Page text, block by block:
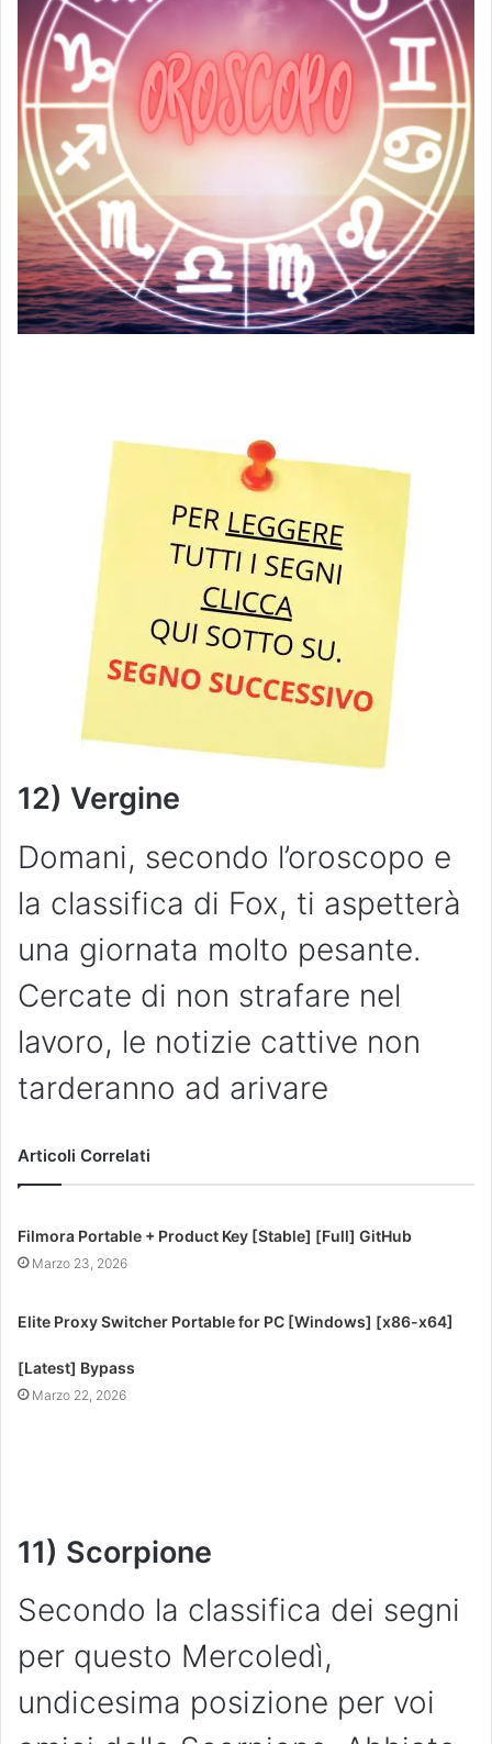
12) Vergine
Domani, secondo l’oroscopo e
la classifica di Fox, ti aspetterà
una giornata molto pesante.
Cercate di non strafare nel
lavoro, le notizie cattive non
tarderanno ad arivare
Articoli Correlati
Filmora Portable + Product Key [Stable] [Full] GitHub
Marzo 23, 2026
Elite Proxy Switcher Portable for PC [Windows] [x86-x64]
[Latest] Bypass
Marzo 22, 2026
11) Scorpione
Secondo la classifica dei segni
per questo Mercoledì,
undicesima posizione per voi